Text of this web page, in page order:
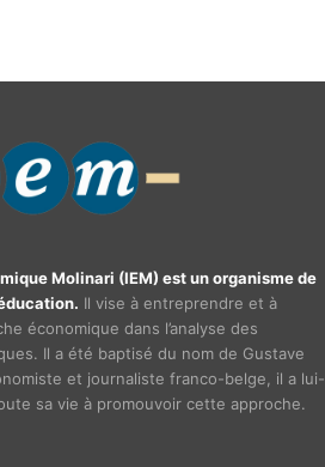
Molinari (IEM) est un organisme de
Il vise à entreprendre et à
économique dans l’analyse des
Il a été baptisé du nom de Gustave
et journaliste franco-belge, il a lui-
sa vie à promouvoir cette approche.